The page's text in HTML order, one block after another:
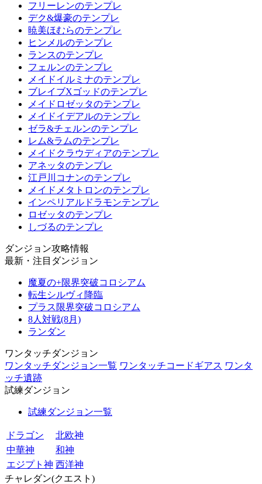
フリーレンのテンプレ
デク&爆豪のテンプレ
暁美ほむらのテンプレ
ヒンメルのテンプレ
ランスのテンプレ
フェルンのテンプレ
メイドイルミナのテンプレ
ブレイブXゴッドのテンプレ
メイドロゼッタのテンプレ
メイドイデアルのテンプレ
ゼラ&チェルンのテンプレ
レム&ラムのテンプレ
メイドクラウディアのテンプレ
アネッタのテンプレ
江戸川コナンのテンプレ
メイドメタトロンのテンプレ
インペリアルドラモンテンプレ
ロゼッタのテンプレ
しづるのテンプレ
ダンジョン攻略情報
最新・注目ダンジョン
魔夏の+限界突破コロシアム
転生シルヴィ降臨
プラス限界突破コロシアム
8人対戦(8月)
ランダン
ワンタッチダンジョン
ワンタッチダンジョン一覧 ワンタッチコードギアス ワンタ
ッチ遺跡
試練ダンジョン
試練ダンジョン一覧
ドラゴン
北欧神
中華神
和神
エジプト神 西洋神
チャレダン(クエスト)